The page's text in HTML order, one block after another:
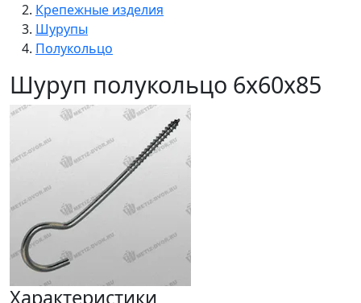
Крепежные изделия
Шурупы
Полукольцо
Шуруп полукольцо 6х60x85
Характеристики